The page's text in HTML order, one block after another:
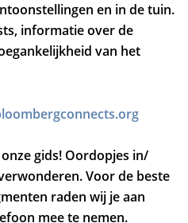
en in de tuin.
informatie over de
van het
gids! Oordopjes in/
Voor de beste
raden wij je aan
mee te nemen.
Zoom
in